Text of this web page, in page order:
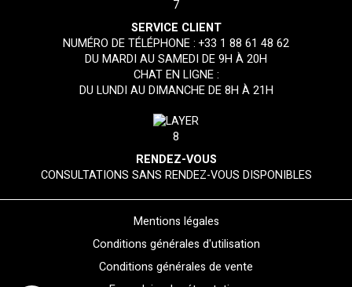
SERVICE CLIENT
NUMÉRO DE TÉLÉPHONE :+33 1 88 61 48 62
DU MARDI AU SAMEDI DE 9H À 20H
CHAT EN LIGNE :
DU LUNDI AU DIMANCHE DE 8H À 21H
RENDEZ-VOUS
CONSULTATIONS SANS RENDEZ-VOUS DISPONIBLES
Mentions légales
Conditions générales d'utilisation
Conditions générales de vente